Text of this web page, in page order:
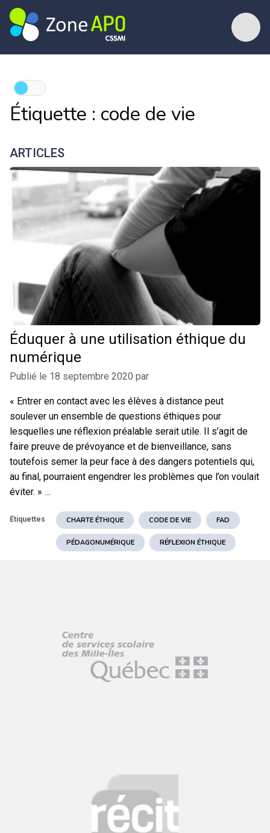
Étiquette : code de vie
ARTICLES
Éduquer à une utilisation éthique du
numérique
Publié le 18 septembre 2020 par
« Entrer en contact avec les élèves à distance peut
soulever un ensemble de questions éthiques pour
lesquelles une réflexion préalable serait utile. Il s’agit de
faire preuve de prévoyance et de bienveillance, sans
toutefois semer la peur face à des dangers potentiels qui,
au final, pourraient engendrer les problèmes que l’on voulait
éviter. » …
Étiquettes CHARTE ÉTHIQUE CODE DE VIE FAD
PÉDAGONUMÉRIQUE RÉFLEXION ÉTHIQUE